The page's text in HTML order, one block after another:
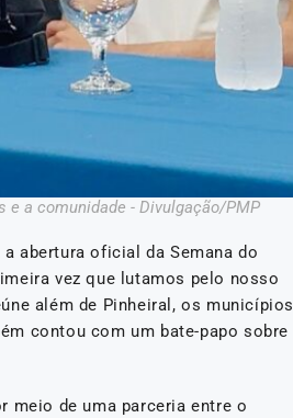
e a comunidade - Divulgação/PMP
abertura oficial da Semana do
vez que lutamos pelo nosso
além de Pinheiral, os municípios
contou com um bate-papo sobre
meio de uma parceria entre o